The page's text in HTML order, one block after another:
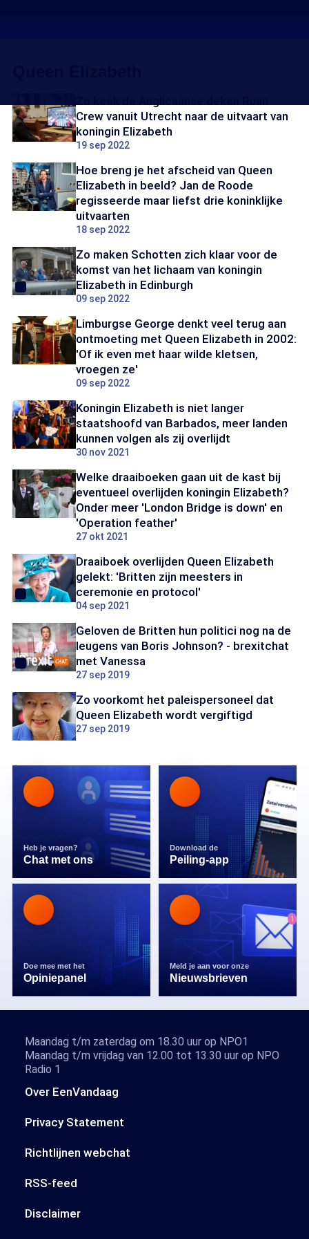
Crew vanuit Utrecht naar de uitvaart van
koningin Elizabeth
19 sep 2022
Hoe breng je het afscheid van Queen
Elizabeth in beeld? Jan de Roode
regisseerde maar liefst drie koninklijke
uitvaarten
18 sep 2022
Zo maken Schotten zich klaar voor de
komst van het lichaam van koningin
Elizabeth in Edinburgh
09 sep 2022
Limburgse George denkt veel terug aan
ontmoeting met Queen Elizabeth in 2002:
'Of ik even met haar wilde kletsen,
vroegen ze'
09 sep 2022
Koningin Elizabeth is niet langer
staatshoofd van Barbados, meer landen
kunnen volgen als zij overlijdt
30 nov 2021
Welke draaiboeken gaan uit de kast bij
eventueel overlijden koningin Elizabeth?
Onder meer 'London Bridge is down' en
'Operation feather'
27 okt 2021
Draaiboek overlijden Queen Elizabeth
gelekt: 'Britten zijn meesters in
ceremonie en protocol'
04 sep 2021
Geloven de Britten hun politici nog na de
leugens van Boris Johnson? - brexitchat
met Vanessa
27 sep 2019
Zo voorkomt het paleispersoneel dat
Queen Elizabeth wordt vergiftigd
27 sep 2019
Heb je vragen?
Chat met ons
Download de
Peiling-app
Doe mee met het
Opiniepanel
Meld je aan voor onze
Nieuwsbrieven
Over EenVandaag
Privacy Statement
Richtlijnen webchat
RSS-feed
Disclaimer
Maandag t/m zaterdag om 18.30 uur op NPO1
Maandag t/m vrijdag van 12.00 tot 13.30 uur op NPO
Radio 1